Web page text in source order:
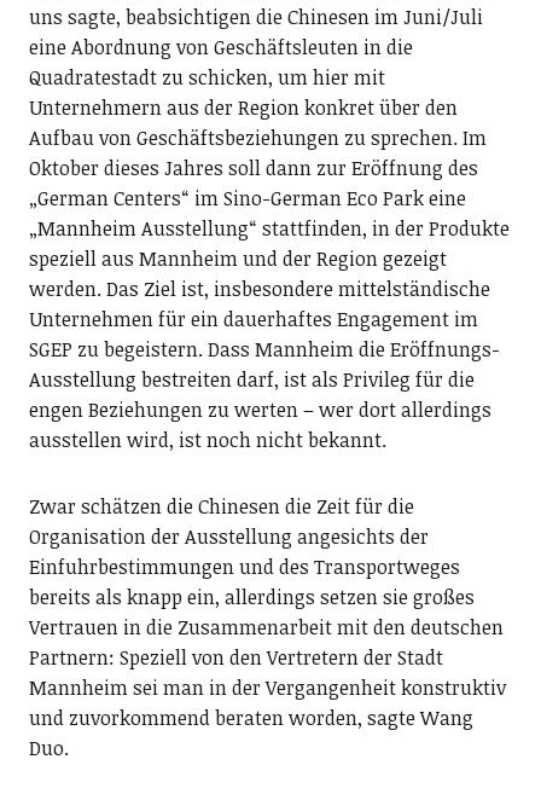
uns sagte, beabsichtigen die Chinesen im Juni/Juli
eine Abordnung von Geschäftsleuten in die
Quadratestadt zu schicken, um hier mit
Unternehmern aus der Region konkret über den
Aufbau von Geschäftsbeziehungen zu sprechen. Im
Oktober dieses Jahres soll dann zur Eröffnung des
„German Centers“ im Sino-German Eco Park eine
„Mannheim Ausstellung“ stattfinden, in der Produkte
speziell aus Mannheim und der Region gezeigt
werden. Das Ziel ist, insbesondere mittelständische
Unternehmen für ein dauerhaftes Engagement im
SGEP zu begeistern. Dass Mannheim die Eröffnungs-
Ausstellung bestreiten darf, ist als Privileg für die
engen Beziehungen zu werten – wer dort allerdings
ausstellen wird, ist noch nicht bekannt.
Zwar schätzen die Chinesen die Zeit für die
Organisation der Ausstellung angesichts der
Einfuhrbestimmungen und des Transportweges
bereits als knapp ein, allerdings setzen sie großes
Vertrauen in die Zusammenarbeit mit den deutschen
Partnern: Speziell von den Vertretern der Stadt
Mannheim sei man in der Vergangenheit konstruktiv
und zuvorkommend beraten worden, sagte Wang
Duo.